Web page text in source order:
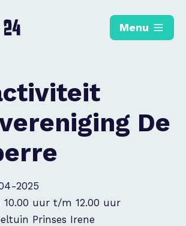
Menu
De
2025
10.00 uur t/m 12.00 uur
Prinses Irene